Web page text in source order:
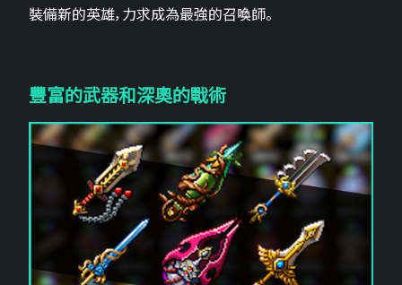
裝備新的英雄，力求成為最強的召喚師。
豐富的武器和深奧的戰術